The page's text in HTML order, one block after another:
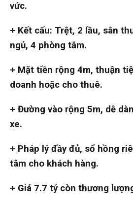
vức.
+ Kết cấu: Trệt, 2 lầu, sân
ngủ, 4 phòng tắm.
+ Mặt tiền rộng 4m, thuận
doanh hoặc cho thuê.
+ Đường vào rộng 5m, dễ
xe.
+ Pháp lý đầy đủ, sổ hồng
tâm cho khách hàng.
+ Giá 7.7 tỷ còn thương